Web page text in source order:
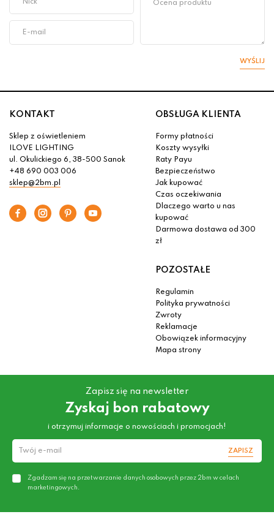
WYŚLIJ
KONTAKT
Sklep z oświetleniem
ILOVE LIGHTING
ul. Okulickiego 6, 38-500 Sanok
+48 690 003 006
sklep@2bm.pl
OBSŁUGA KLIENTA
Formy płatności
Koszty wysyłki
Raty Payu
Bezpieczeństwo
Jak kupować
Czas oczekiwania
Dlaczego warto u nas
kupować
Darmowa dostawa od 300
zł
POZOSTAŁE
Regulamin
Polityka prywatności
Zwroty
Reklamacje
Obowiązek informacyjny
Mapa strony
Zapisz się na newsletter
Zyskaj bon rabatowy
i otrzymuj informacje o nowościach i promocjach!
ZAPISZ
Zgadzam się na przetwarzanie danych osobowych przez 2bm w celach
marketingowych.